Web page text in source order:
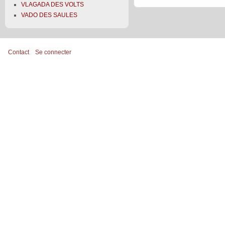
VLAGADA DES VOLTS
VADO DES SAULES
Contact Se connecter